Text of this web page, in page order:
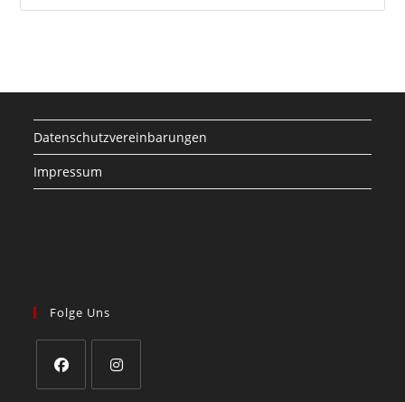
Datenschutzvereinbarungen
Impressum
Folge Uns